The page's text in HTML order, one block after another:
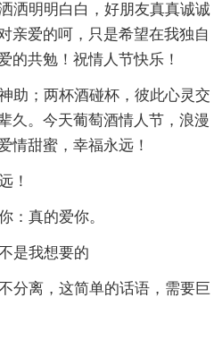
洒明明白白，好朋友真真诚诚
亲爱的呵，只是希望在我独自
的共勉！祝情人节快乐！
助；两杯酒碰杯，彼此心灵交
久。今天葡萄酒情人节，浪漫
情甜蜜，幸福永远！
！
：真的爱你。
是我想要的
分离，这简单的话语，需要巨